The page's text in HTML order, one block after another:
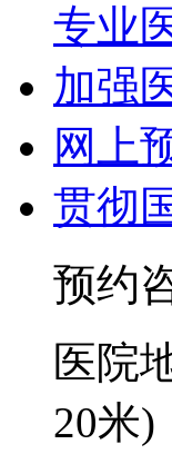
专业
加强
网上
贯彻
预约
医院
20米)